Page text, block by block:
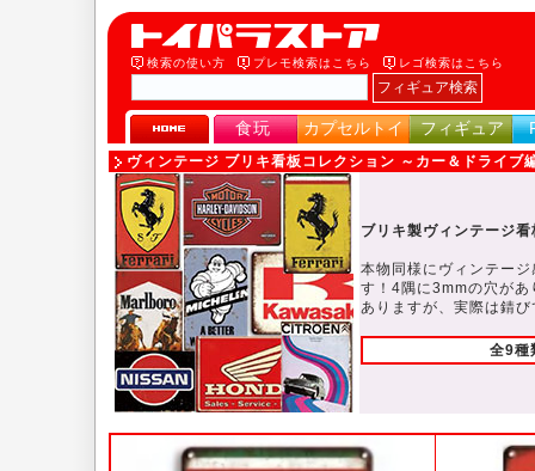
検索の使い方 プレモ検索はこちら レゴ検索はこちら
食玩 カプセルトイ フィギュア
ヴィンテージ ブリキ看板コレクション ～カー＆ドライブ
ブリキ製ヴィンテージ
本物同様にヴィンテー
す！4隅に3mmの穴があ
ありますが、実際は錆
全9種